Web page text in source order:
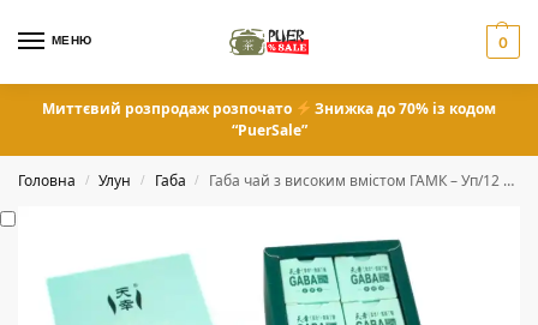
МЕНЮ 0
Миттєвий розпродаж розпочато
Знижка до 70% із кодом
“PuerSale”
Головна / Улун / Габа / Габа чай з високим вмістом ГАМК – Уп/12 шт